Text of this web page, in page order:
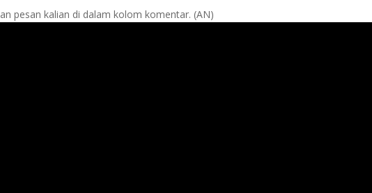
pesan kalian di dalam kolom komentar. (AN)